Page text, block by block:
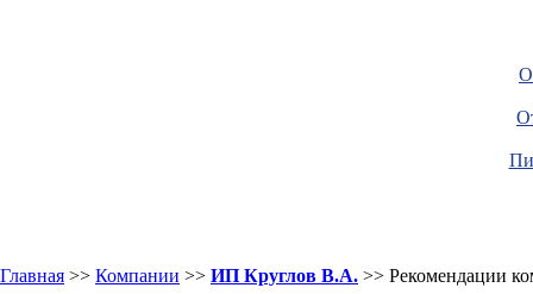
Главная >> Компании >> ИП Круглов В.А. >> Рекомендации